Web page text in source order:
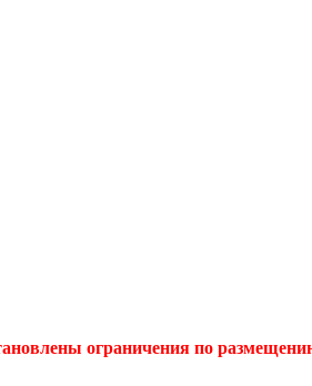
ограничения по